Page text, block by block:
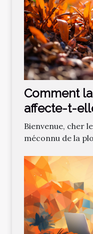
Comment
affecte-t-
des
Bienvenue, cher
méconnu de la